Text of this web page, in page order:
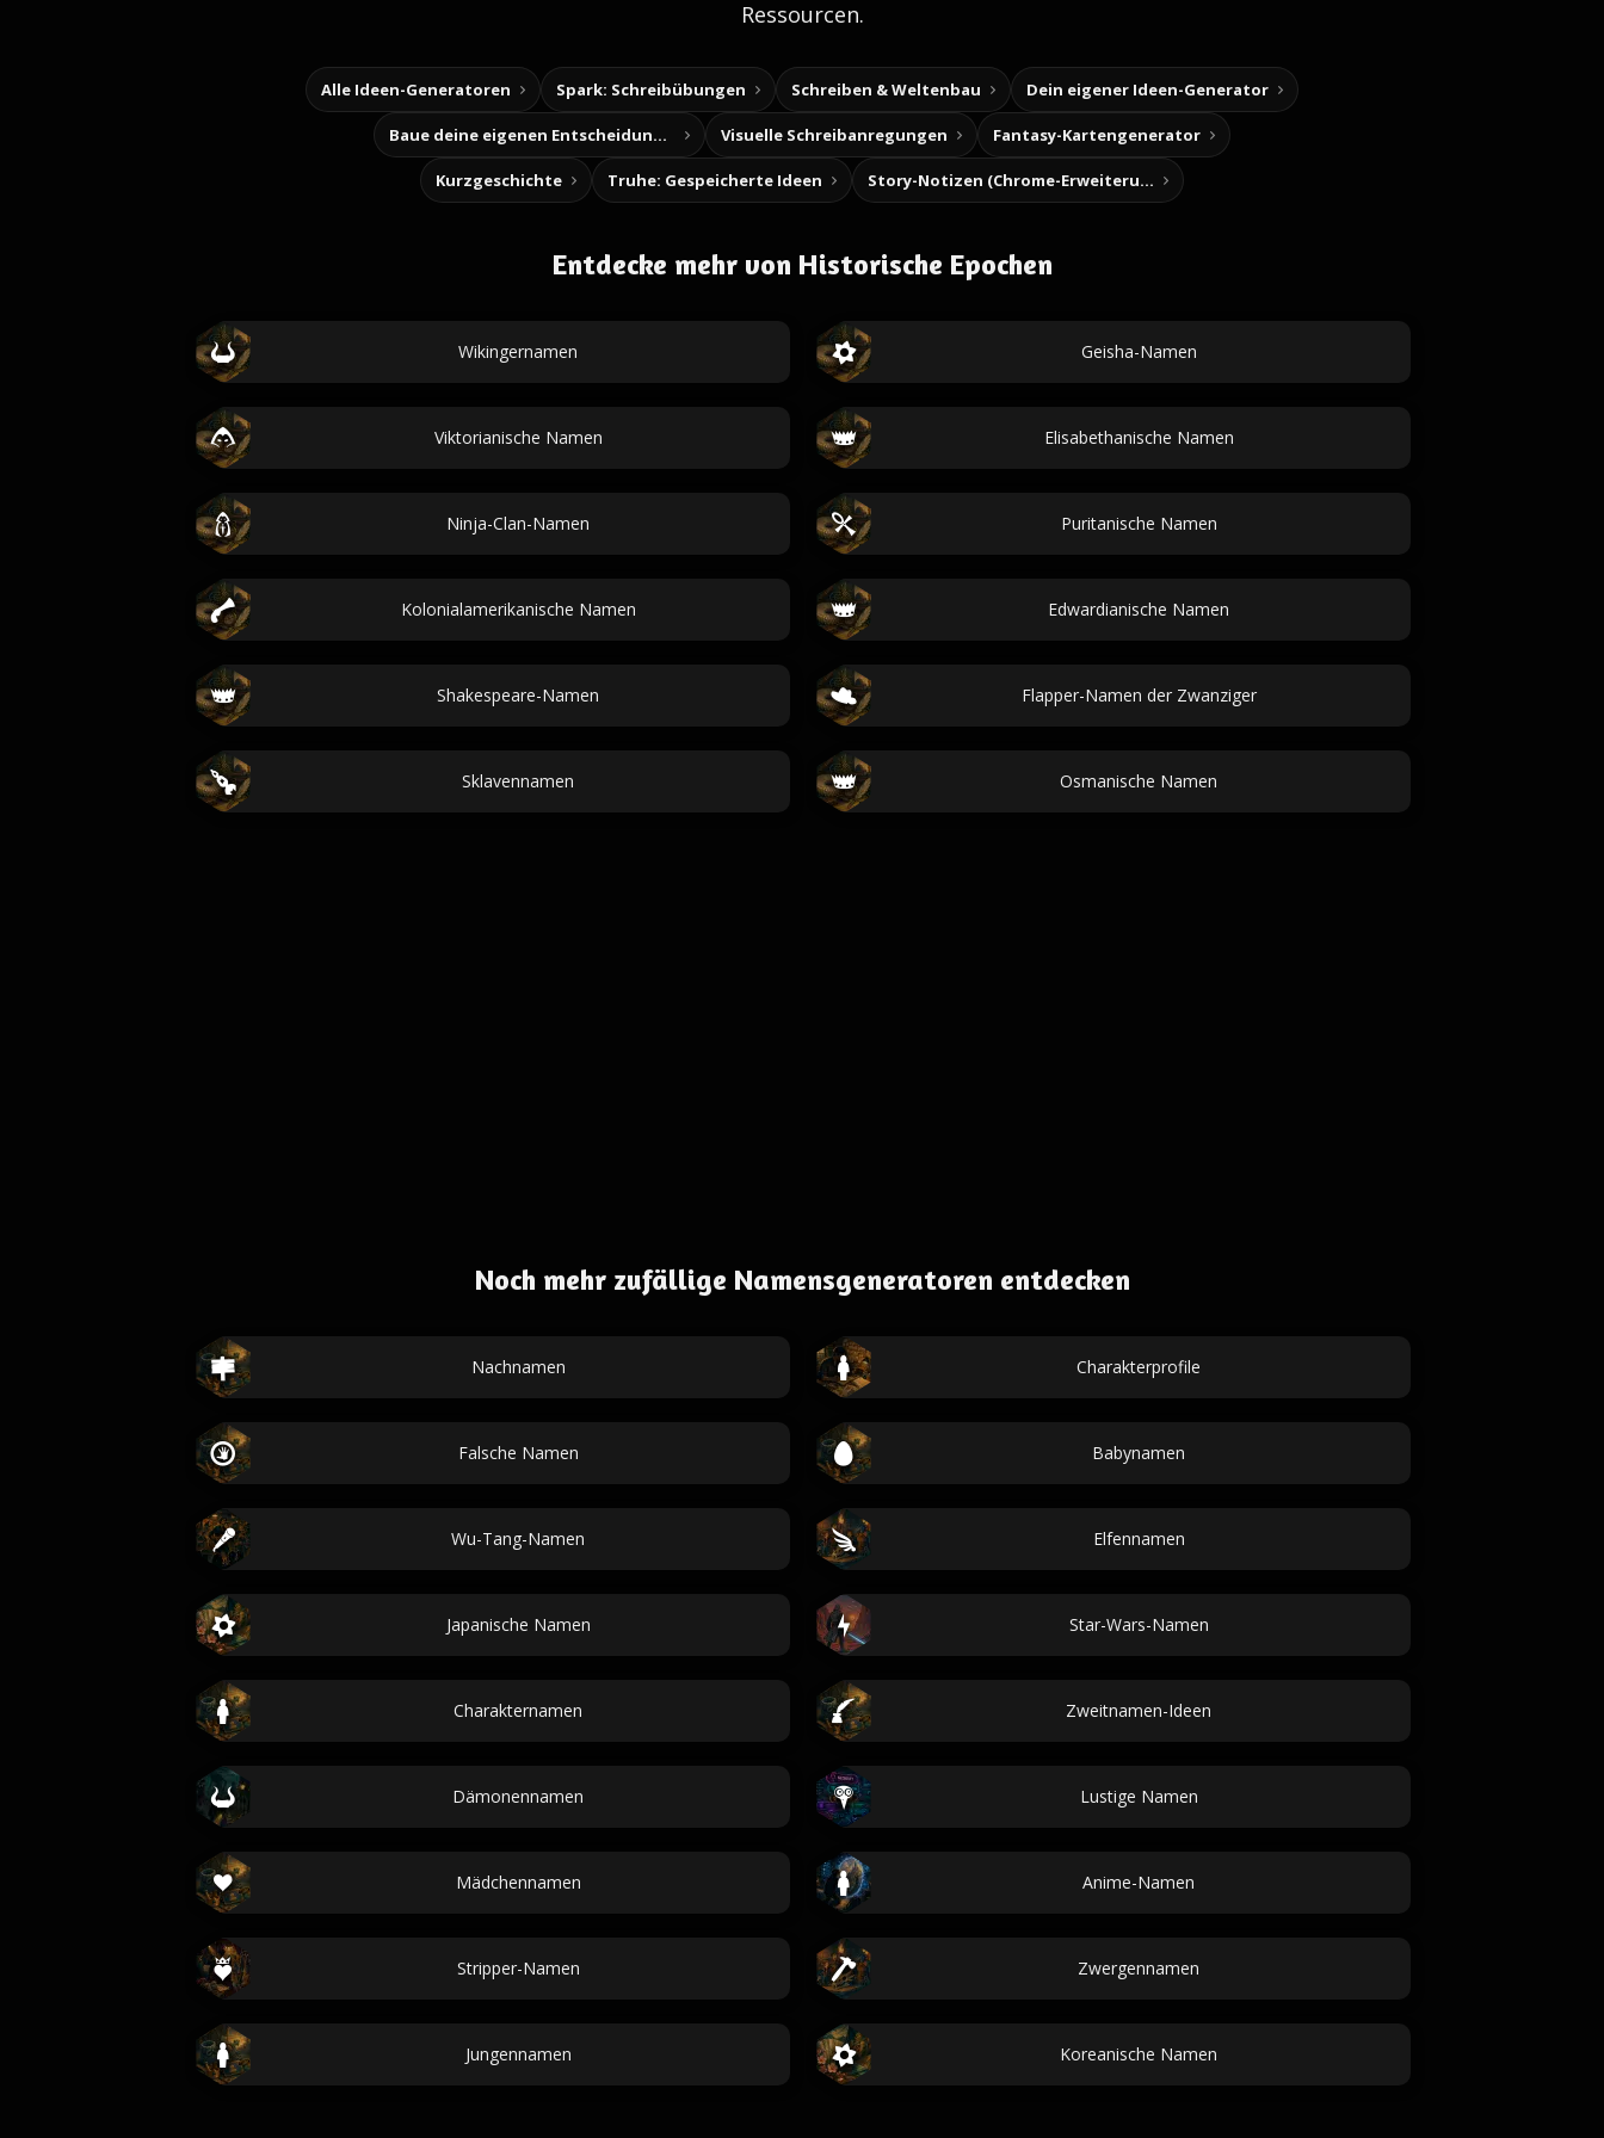
Ressourcen.
Alle Ideen-Generatoren Spark: Schreibübungen Schreiben & Weltenbau Dein eigener Ideen-Generator
Baue deine eigenen Entscheidungsabenteuer Visuelle Schreibanregungen Fantasy-Kartengenerator
Kurzgeschichte Truhe: Gespeicherte Ideen Story-Notizen (Chrome-Erweiterung)
Entdecke mehr von Historische Epochen
Wikingernamen Geisha-Namen
Viktorianische Namen Elisabethanische Namen
Ninja-Clan-Namen Puritanische Namen
Kolonialamerikanische Namen Edwardianische Namen
Shakespeare-Namen Flapper-Namen der Zwanziger
Sklavennamen Osmanische Namen
Noch mehr zufällige Namensgeneratoren entdecken
Nachnamen Charakterprofile
Falsche Namen Babynamen
Wu-Tang-Namen Elfennamen
Japanische Namen Star-Wars-Namen
Charakternamen Zweitnamen-Ideen
Dämonennamen Lustige Namen
Mädchennamen Anime-Namen
Stripper-Namen Zwergennamen
Jungennamen Koreanische Namen